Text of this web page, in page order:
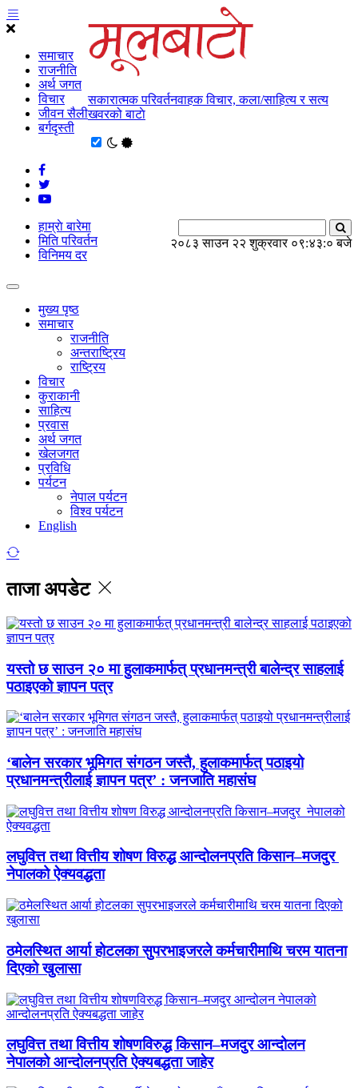
समाचार
राजनीति
अर्थ जगत
विचार
जीवन सैली
बर्गदृस्ती
सकारात्मक परिवर्तनवाहक विचार, कला/साहित्य र सत्य
खवरको बाटाे
२०८३ साउन २२ शुक्रवार०९:४३:०१ बजे
हाम्राे बारेमा
मिति परिवर्तन
विनिमय दर
मुख्य पृष्ठ
समाचार
राजनीति
अन्तराष्ट्रिय
राष्ट्रिय
विचार
कुराकानी
साहित्य
प्रवास
अर्थ जगत
खेलजगत
प्रविधि
पर्यटन
नेपाल पर्यटन
विश्व पर्यटन
English
ताजा अपडेट
यस्तो छ साउन २० मा हुलाकमार्फत् प्रधानमन्त्री बालेन्द्र साहलाई
पठाइएको ज्ञापन पत्र
‘बालेन सरकार भूमिगत संगठन जस्तै, हुलाकमार्फत् पठाइयो
प्रधानमन्त्रीलाई ज्ञापन पत्र’ : जनजाति महासंघ
लघुवित्त तथा वित्तीय शोषण विरुद्ध आन्दोलनप्रति किसान–मजदुर
नेपालको ऐक्यवद्धता
ठमेलस्थित आर्या होटलका सुपरभाइजरले कर्मचारीमाथि चरम यातना
दिएको खुलासा
लघुवित्त तथा वित्तीय शोषणविरुद्ध किसान–मजदुर आन्दोलन
नेपालको आन्दोलनप्रति ऐक्यबद्धता जाहेर